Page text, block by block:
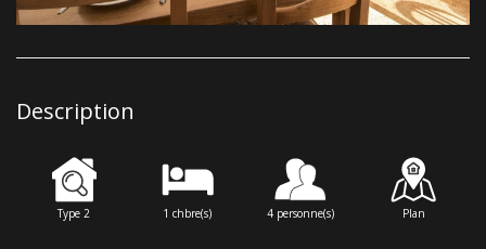
Description
Type 2 1 chbre(s) 4 personne(s) Plan